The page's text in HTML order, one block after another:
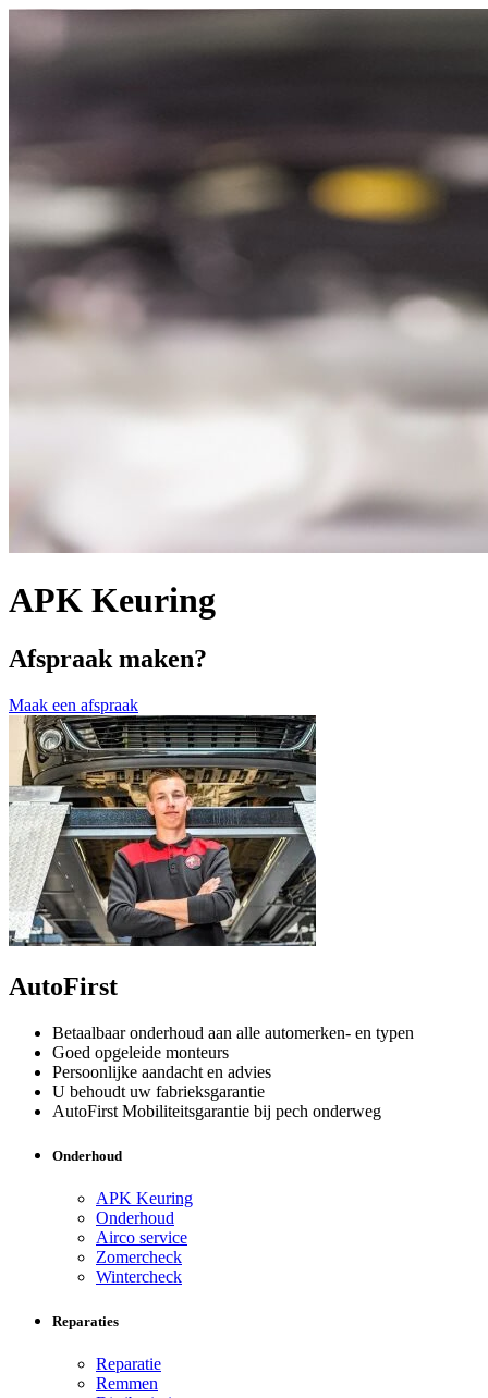
APK Keuring
Afspraak maken?
Maak een afspraak
AutoFirst
Betaalbaar onderhoud aan alle automerken- en typen
Goed opgeleide monteurs
Persoonlijke aandacht en advies
U behoudt uw fabrieksgarantie
AutoFirst Mobiliteitsgarantie bij pech onderweg
Onderhoud
APK Keuring
Onderhoud
Airco service
Zomercheck
Wintercheck
Reparaties
Reparatie
Remmen